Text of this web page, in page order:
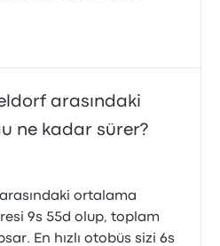
arasındaki
ne kadar sürer?
ortalama
9s 55d olup, toplam
En hızlı otobüs sizi 6s